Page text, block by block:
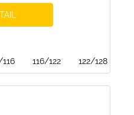
116/122 122/128